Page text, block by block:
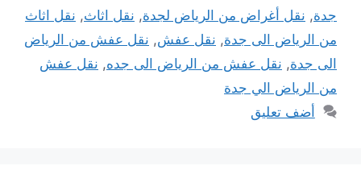
جدة, نقل أغراض من الرياض لجدة, نقل اثاث, نقل اثاث
من الرياض الى جدة, نقل عفش, نقل عفش من الرياض
الى جدة, نقل عفش من الرياض الى جده, نقل عفش
من الرياض الي جدة
أضف تعليق